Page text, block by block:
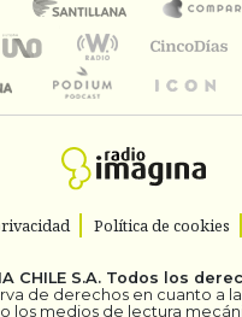
Política de cookies
CHILE S.A. Todos los
de derechos en cuanto
los medios de lectura